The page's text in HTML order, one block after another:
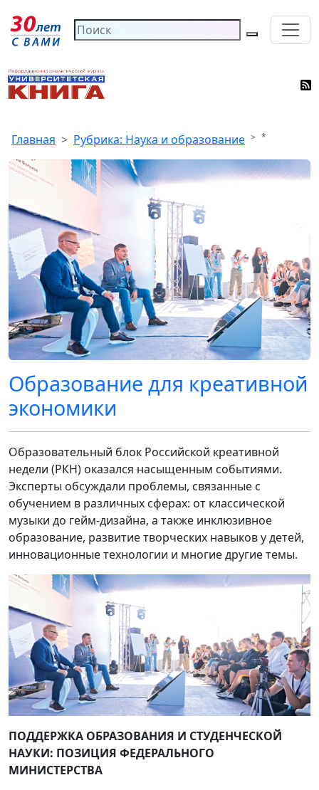
Главная Рубрика: Наука и образование *
Образование для креативной
экономики
Образовательный блок Российской креативной
недели (РКН) оказался насыщенным событиями.
Эксперты обсуждали проблемы, связанные с
обучением в различных сферах: от классической
музыки до гейм-дизайна, а также инклюзивное
образование, развитие творческих навыков у детей,
инновационные технологии и многие другие темы.
ПОДДЕРЖКА ОБРАЗОВАНИЯ И СТУДЕНЧЕСКОЙ
НАУКИ: ПОЗИЦИЯ ФЕДЕРАЛЬНОГО
МИНИСТЕРСТВА